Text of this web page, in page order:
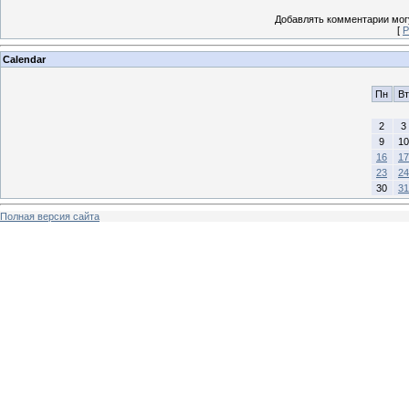
Добавлять комментарии
[
Calendar
Пн Вт
2
3
9
10
16
17
23
24
30
31
Полная версия сайта